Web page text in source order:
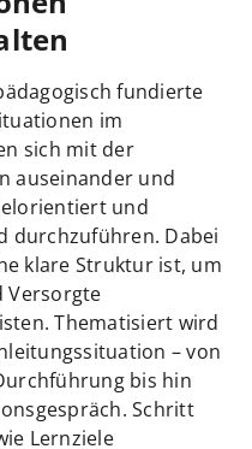
fundierte
im
sich mit der
auseinander und
und
durchzuführen. Dabei
klare Struktur ist, um
Versorgte
Thematisiert wird
– von
bis hin
Schritt
Lernziele